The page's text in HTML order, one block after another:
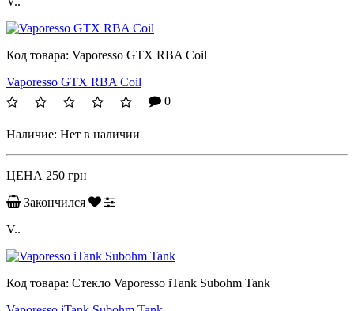
Код товара: Vaporesso GTX RBA Coil
Vaporesso GTX RBA Coil
0
Наличие: Нет в наличии
ЦЕНА 250 грн
Закончился
V..
Код товара: Стекло Vaporesso iTank Subohm Tank